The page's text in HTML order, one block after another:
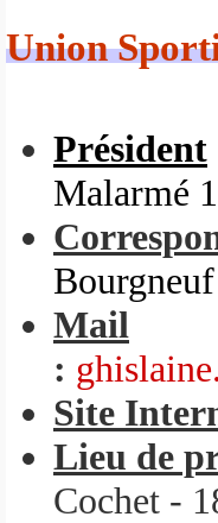
Union
Président
Malarmé
Mail
:
Site
Lieu de
Cochet -